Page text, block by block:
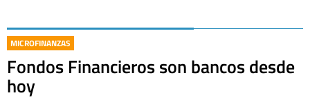
MICROFINANZAS
Fondos Financieros son bancos desde
hoy